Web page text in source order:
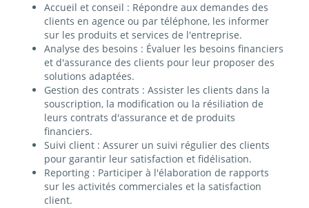
Accueil et conseil : Répondre aux demandes des
clients en agence ou par téléphone, les informer
sur les produits et services de l'entreprise.
Analyse des besoins : Évaluer les besoins financiers
et d'assurance des clients pour leur proposer des
solutions adaptées.
Gestion des contrats : Assister les clients dans la
souscription, la modification ou la résiliation de
leurs contrats d'assurance et de produits
financiers.
Suivi client : Assurer un suivi régulier des clients
pour garantir leur satisfaction et fidélisation.
Reporting : Participer à l'élaboration de rapports
sur les activités commerciales et la satisfaction
client.